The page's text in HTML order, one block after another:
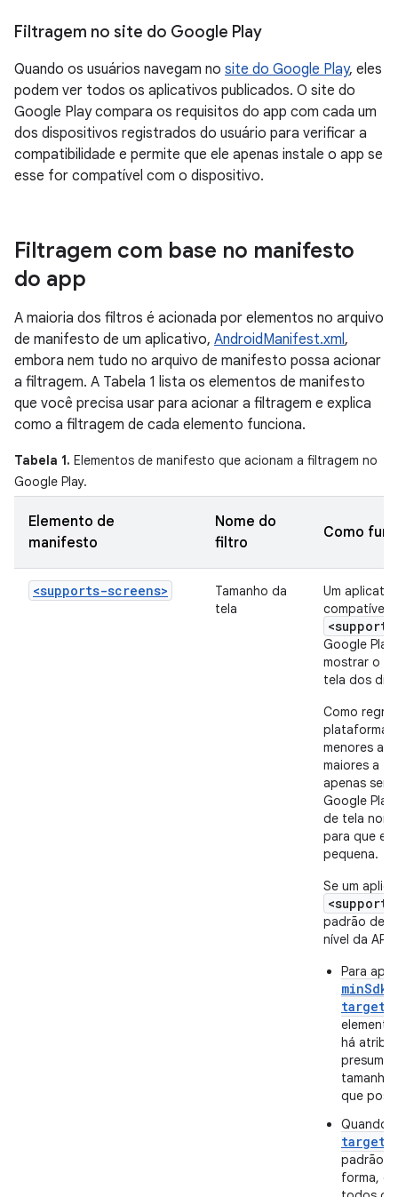
Filtragem no site do Google Play
Quando os usuários navegam no site do Google Play, eles
podem ver todos os aplicativos publicados. O site do
Google Play compara os requisitos do app com cada um
dos dispositivos registrados do usuário para verificar a
compatibilidade e permite que ele apenas instale o app se
esse for compatível com o dispositivo.
Filtragem com base no manifesto
do app
A maioria dos filtros é acionada por elementos no arquivo
de manifesto de um aplicativo, AndroidManifest.xml,
embora nem tudo no arquivo de manifesto possa acionar
a filtragem. A Tabela 1 lista os elementos de manifesto
que você precisa usar para acionar a filtragem e explica
como a filtragem de cada elemento funciona.
Tabela 1. Elementos de manifesto que acionam a filtragem no
Google Play.
Elemento de
manifesto
Nome do
filtro
Como
<supports-screens>
Tamanho da
tela
Um
compatível,
Google
mostrar o
tela dos
Como regra
plataforma
menores a
maiores a
apenas ser
Google
de tela
para que
pequena.
Se um
padrão
nível da API.
Para
elemento
há
presume
tamanho
que
Quando
padrão
forma, o